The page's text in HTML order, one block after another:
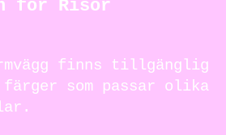
för Risör
finns tillgänglig
som passar olika